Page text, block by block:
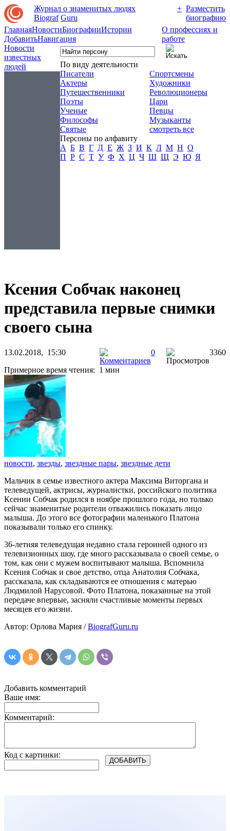
Журнал о знаменитых людях
Biograf Guru
+ Разместить
биографию
ГлавнаяНовостиБиографииИстории
ДобавитьНавигация
О профессиях и
работе
Новости
известных
людей
По виду деятельности
Писатели
Актеры
Путешественники
Поэты
Ученые
Философы
Святые
Спортсмены
Художники
Революционеры
Цари
Певцы
Музыканты
смотреть все
Персоны по алфавиту
А Б В Г Д Е Ж З И К Л М Н О
П Р С Т У Ф Х Ц Ч Ш Щ Э Ю Я
Ксения Собчак наконец
представила первые снимки
своего сына
13.02.2018, 15:30 0
3360
Примерное время чтения: 1 мин
новости, звезды, звездные пары, звездные дети
Мальчик в семье известного актера Максима Виторгана и
телеведущей, актрисы, журналистки, российского политика
Ксении Собчак родился в ноябре прошлого года, но только
сейчас знаменитые родители отважились показать лицо
малыша. До этого все фотографии маленького Платона
показывали только его спинку.
36-летняя телеведущая недавно стала героиней одного из
телевизионных шоу, где много рассказывала о своей семье, о
том, как они с мужем воспитывают малыша. Вспомнила
Ксения Собчак и свое детство, отца Анатолия Собчака,
рассказала, как складываются ее отношения с матерью
Людмилой Нарусовой. Фото Платона, показанные на этой
передаче впервые, засняли счастливые моменты первых
месяцев его жизни.
Автор: Орлова Мария /BiografGuru.ru
Добавить комментарий
Ваше имя:
Комментарий:
Код с картинки: